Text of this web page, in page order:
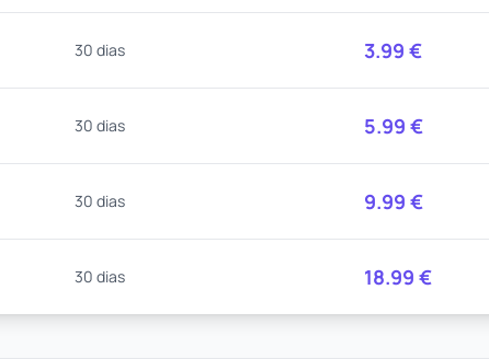
30 dias 3.99 €
30 dias 5.99 €
30 dias 9.99 €
30 dias 18.99 €